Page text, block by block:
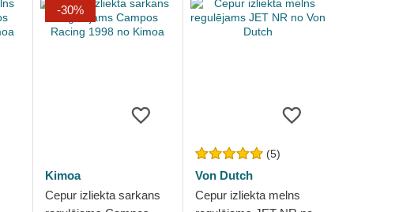
-30%
Kimoa
Cepur izliekta sarkans
(5)
Von Dutch
Cepur izliekta melns